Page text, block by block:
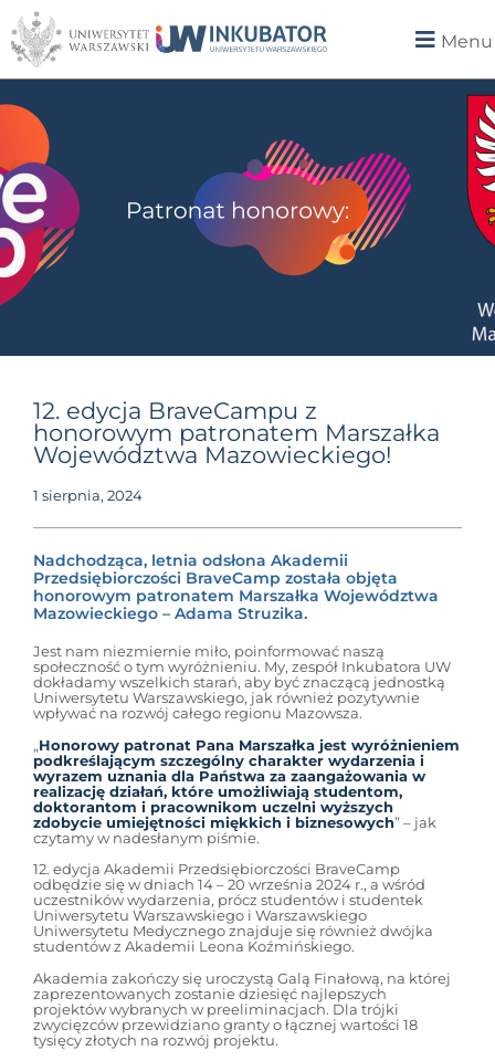
Menu
12. edycja BraveCampu z
honorowym patronatem Marszałka
Województwa Mazowieckiego!
1 sierpnia, 2024
Nadchodząca, letnia odsłona Akademii
Przedsiębiorczości BraveCamp została objęta
honorowym patronatem Marszałka Województwa
Mazowieckiego – Adama Struzika.
Jest nam niezmiernie miło, poinformować naszą
społeczność o tym wyróżnieniu. My, zespół Inkubatora UW
dokładamy wszelkich starań, aby być znaczącą jednostką
Uniwersytetu Warszawskiego, jak również pozytywnie
wpływać na rozwój całego regionu Mazowsza.
„Honorowy patronat Pana Marszałka jest wyróżnieniem
podkreślającym szczególny charakter wydarzenia i
wyrazem uznania dla Państwa za zaangażowania w
realizację działań, które umożliwiają studentom,
doktorantom i pracownikom uczelni wyższych
zdobycie umiejętności miękkich i biznesowych” – jak
czytamy w nadesłanym piśmie.
12. edycja Akademii Przedsiębiorczości BraveCamp
odbędzie się w dniach 14 – 20 września 2024 r., a wśród
uczestników wydarzenia, prócz studentów i studentek
Uniwersytetu Warszawskiego i Warszawskiego
Uniwersytetu Medycznego znajduje się również dwójka
studentów z Akademii Leona Koźmińskiego.
Akademia zakończy się uroczystą Galą Finałową, na której
zaprezentowanych zostanie dziesięć najlepszych
projektów wybranych w preeliminacjach. Dla trójki
zwycięzców przewidziano granty o łącznej wartości 18
tysięcy złotych na rozwój projektu.